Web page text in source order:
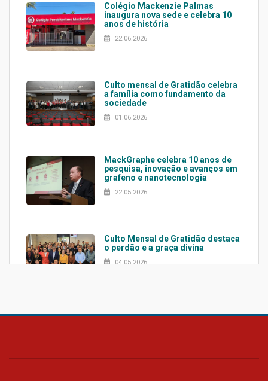
Colégio Mackenzie Palmas
inaugura nova sede e celebra 10
anos de história
22.06.2026
Culto mensal de Gratidão celebra
a família como fundamento da
sociedade
01.06.2026
MackGraphe celebra 10 anos de
pesquisa, inovação e avanços em
grafeno e nanotecnologia
22.05.2026
Culto Mensal de Gratidão destaca
o perdão e a graça divina
04.05.2026
Confira como foi o culto mensal